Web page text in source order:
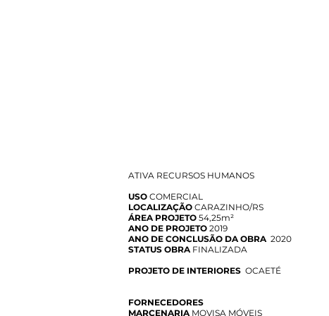
ATIVA RECURSOS HUMANOS
USO COMERCIAL
LOCALIZAÇÃO CARAZINHO/RS
ÁREA PROJETO 54,25m²
ANO DE PROJETO 2019
ANO DE CONCLUSÃO DA OBRA2020
STATUS OBRAFINALIZADA
PROJETO DE INTERIORES OCAETÉ
FORNECEDORES
MARCENARIA MOVISA MÓVEIS